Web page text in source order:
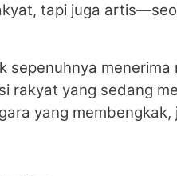
tapi juga
sepenuhnya
rakyat yang sedang
yang